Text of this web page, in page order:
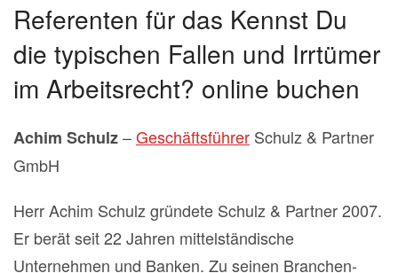
Referenten für das Kennst Du
die typischen Fallen und Irrtümer
im Arbeitsrecht? online buchen
Achim Schulz–Geschäftsführer Schulz & Partner
GmbH
Herr Achim Schulz gründete Schulz & Partner 2007.
Er berät seit 22 Jahren mittelständische
Unternehmen und Banken. Zu seinen Branchen-